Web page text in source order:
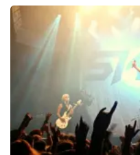
Bert Visscher
1655+
BEKIJKEN